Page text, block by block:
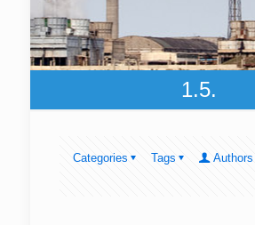
1.5.
Categories Tags
Authors